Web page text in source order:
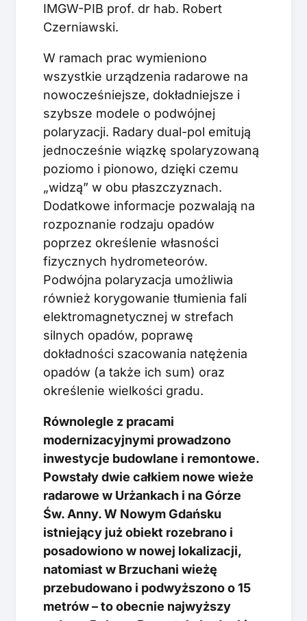
IMGW-PIB prof. dr hab. Robert
Czerniawski.
W ramach prac wymieniono
wszystkie urządzenia radarowe na
nowocześniejsze, dokładniejsze i
szybsze modele o podwójnej
polaryzacji. Radary dual-pol emitują
jednocześnie wiązkę spolaryzowaną
poziomo i pionowo, dzięki czemu
„widzą” w obu płaszczyznach.
Dodatkowe informacje pozwalają na
rozpoznanie rodzaju opadów
poprzez określenie własności
fizycznych hydrometeorów.
Podwójna polaryzacja umożliwia
również korygowanie tłumienia fali
elektromagnetycznej w strefach
silnych opadów, poprawę
dokładności szacowania natężenia
opadów (a także ich sum) oraz
określenie wielkości gradu.
Równolegle z pracami
modernizacyjnymi prowadzono
inwestycje budowlane i remontowe.
Powstały dwie całkiem nowe wieże
radarowe w Urżankach i na Górze
Św. Anny. W Nowym Gdańsku
istniejący już obiekt rozebrano i
posadowiono w nowej lokalizacji,
natomiast w Brzuchani wieżę
przebudowano i podwyższono o 15
metrów – to obecnie najwyższy